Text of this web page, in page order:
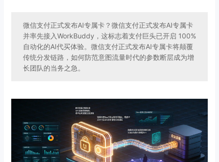
微信支付正式发布AI专属卡？微信支付正式发布AI专属卡
并率先接入WorkBuddy，这标志着支付巨头已开启 100%
自动化的AI代买体验。微信支付正式发布AI专属卡将颠覆
传统分发链路，如何防范意图流量时代的参数断层成为增
长团队的当务之急。